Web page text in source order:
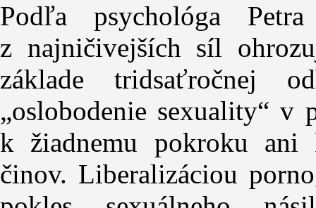
Podľa psychológa
z najničivejších síl
základe tridsaťročnej
„oslobodenie sexuality“ v
k žiadnemu pokroku ani
činov. Liberalizáciou